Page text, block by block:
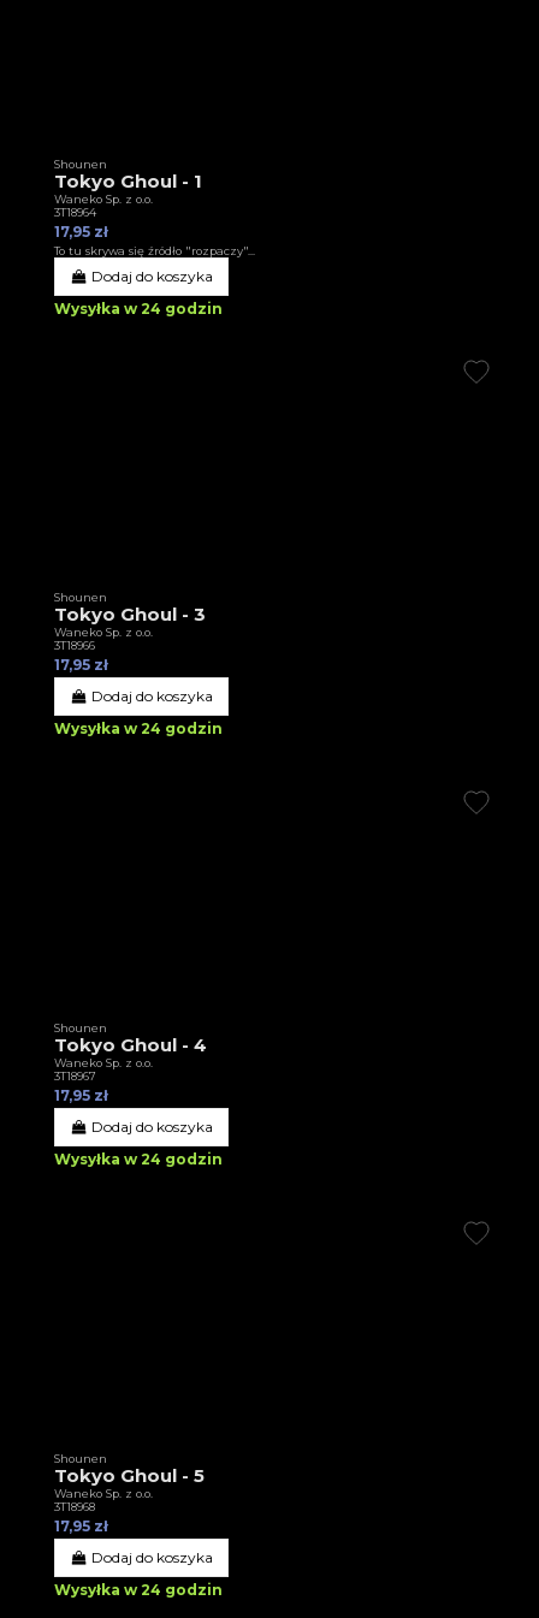
Shounen
Tokyo Ghoul - 1
Waneko Sp. z o.o.
3T18964
17,95 zł
To tu skrywa się źródło "rozpaczy"...
Dodaj do koszyka
Wysyłka w 24 godzin
Shounen
Tokyo Ghoul - 3
Waneko Sp. z o.o.
3T18966
17,95 zł
Dodaj do koszyka
Wysyłka w 24 godzin
Shounen
Tokyo Ghoul - 4
Waneko Sp. z o.o.
3T18967
17,95 zł
Dodaj do koszyka
Wysyłka w 24 godzin
Shounen
Tokyo Ghoul - 5
Waneko Sp. z o.o.
3T18968
17,95 zł
Dodaj do koszyka
Wysyłka w 24 godzin